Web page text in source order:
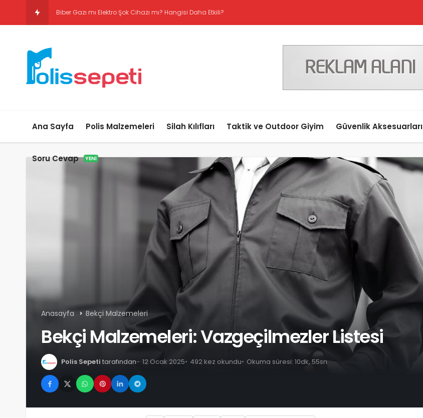
Biber Gazı mı Elektro Şok
Ana Sayfa Polis Malzemeleri Silah Kılıfları Taktik ve Outdoor Giyim Güvenlik Aksesuarları
Soru Cevap YENI
Anasayfa Bekçi Malzemeleri
Bekçi Malzemeleri: Vazgeçilmezler Listesi
Polis Sepeti tarafından 12 Ocak 2025 492 kez okundu Okuma süresi: 10dk, 55sn